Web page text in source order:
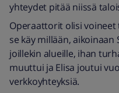
yhteydet pitää niissä
Operaattorit olisi
se käy millään,
joillekin alueille, ihan
muuttui ja Elisa joutui
verkkoyhteyksiä.